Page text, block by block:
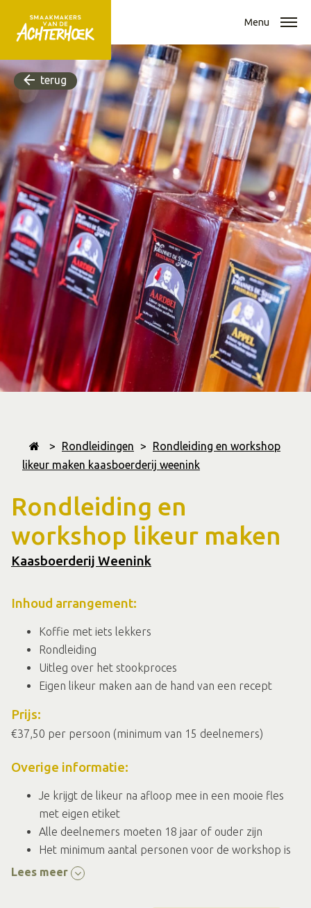
Menu
terug
> Rondleidingen >
Rondleiding en workshop
likeur maken kaasboerderij weenink
Rondleiding en
workshop likeur maken
Kaasboerderij Weenink
Inhoud arrangement:
Koffie met iets lekkers
Rondleiding
Uitleg over het stookproces
Eigen likeur maken aan de hand van een recept
Prijs:
€37,50 per persoon (minimum van 15 deelnemers)
Overige informatie:
Je krijgt de likeur na afloop mee in een mooie fles
met eigen etiket
Alle deelnemers moeten 18 jaar of ouder zijn
Het minimum aantal personen voor de workshop is
15
Lees meer